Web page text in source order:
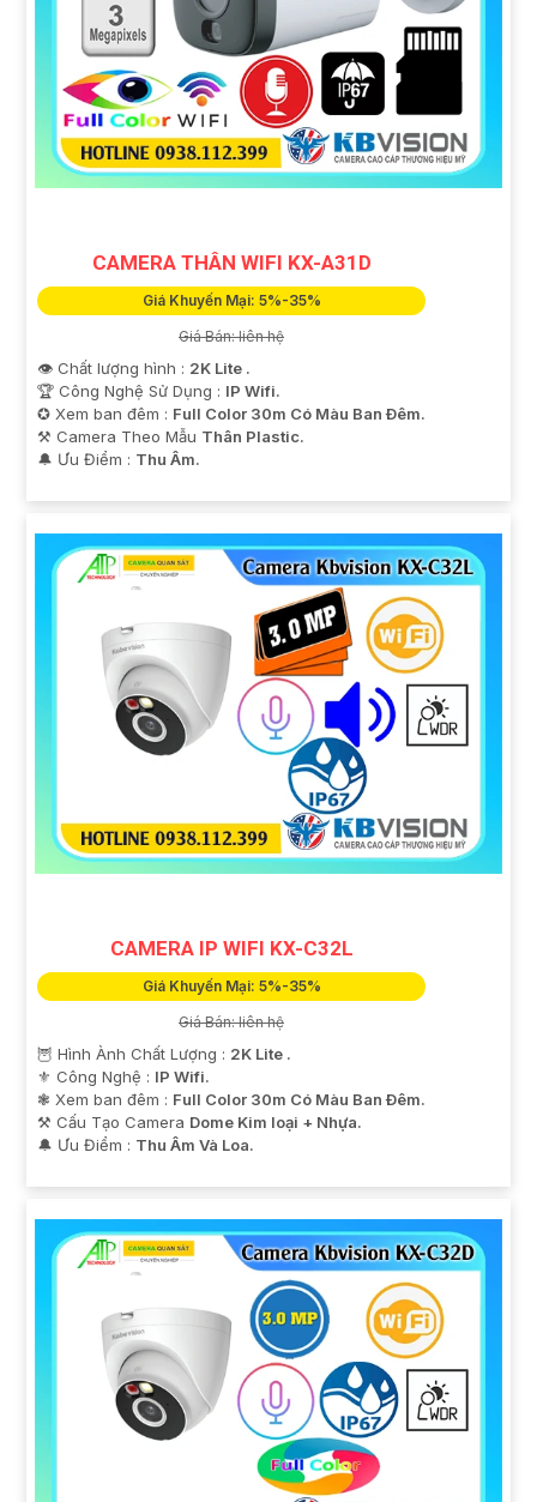
CAMERA THÂN WIFI KX-A31D
Giá Khuyến Mại: 5%-35%
Giá Bán: liên hệ
👁 Chất lượng hình : 2K Lite .
🏆 Công Nghệ Sử Dụng : IP Wifi.
✪ Xem ban đêm : Full Color 30m Có Màu Ban Ðêm.
⚒ Camera Theo Mẫu Thân Plastic.
️🔔 Ưu Điểm : Thu Âm.
CAMERA IP WIFI KX-C32L
Giá Khuyến Mại: 5%-35%
Giá Bán: liên hệ
🦉 Hình Ành Chất Lượng : 2K Lite .
⚜️ Công Nghệ : IP Wifi.
❃ Xem ban đêm : Full Color 30m Có Màu Ban Ðêm.
⚒ Cấu Tạo Camera Dome Kim loại + Nhựa.
️🔔 Ưu Điểm : Thu Âm Và Loa.